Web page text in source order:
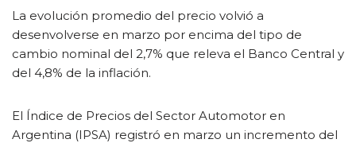
La evolución promedio del precio volvió a
desenvolverse en marzo por encima del tipo de
cambio nominal del 2,7% que releva el Banco Central y
del 4,8% de la inflación.
El Índice de Precios del Sector Automotor en
Argentina (IPSA) registró en marzo un incremento del